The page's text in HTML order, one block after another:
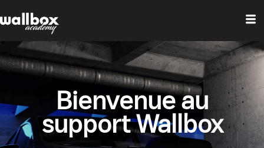
Bienvenue au
support Wallbox